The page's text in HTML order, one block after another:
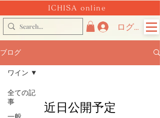
ログイン
ICHISA online
ブログ
全ての記
事
ワイン
近日公開予定